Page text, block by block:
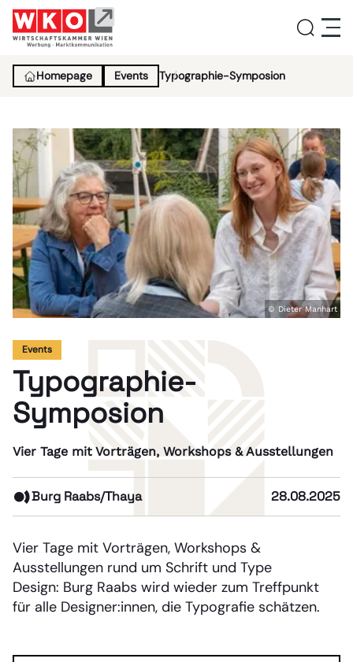
Aktivitäten
Über uns
Lehrlingsinitiative
News
Homepage Events Typographie-Symposion
© Dieter Manhart
Events
Typographie-
Symposion
Vier Tage mit Vorträgen, Workshops & Ausstellungen
Burg Raabs/Thaya 28.08.2025
Vier Tage mit Vorträgen, Workshops &
Ausstellungen rund um Schrift und Type
Design: Burg Raabs wird wieder zum Treffpunkt
für alle Designer:innen, die Typografie schätzen.